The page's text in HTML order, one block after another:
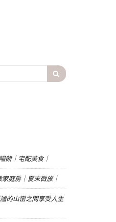
餅｜宅配美食｜
庭房｜夏末微旅｜
的山巒之間享受人生